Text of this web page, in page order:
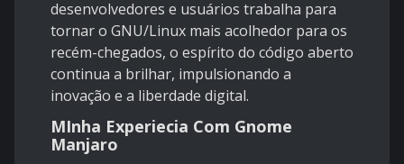
desenvolvedores e usuários trabalha para
tornar o GNU/Linux mais acolhedor para os
recém-chegados, o espírito do código aberto
continua a brilhar, impulsionando a
inovação e a liberdade digital.
MInha Experiecia Com Gnome
Manjaro